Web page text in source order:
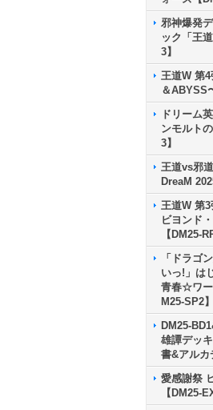
邪神爆発
ック「王
3】
王道W 第
＆ABYSS
ドリーム
ンモルト
3】
王道vs邪
DreaM
王道W 第
ビヨンド
【DM25-
「ドラゴ
いっ!」は
青春☆ワ
M25-SP2】
DM25-
雄譚デッ
書&アルカ
愛感謝祭
【DM25-